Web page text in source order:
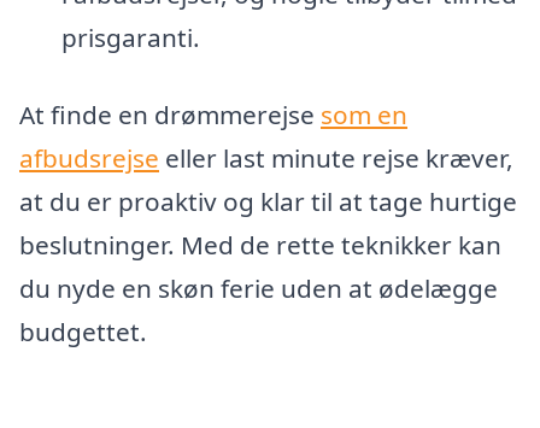
prisgaranti.
At finde en drømmerejse som en
afbudsrejse eller last minute rejse kræver,
at du er proaktiv og klar til at tage hurtige
beslutninger. Med de rette teknikker kan
du nyde en skøn ferie uden at ødelægge
budgettet.